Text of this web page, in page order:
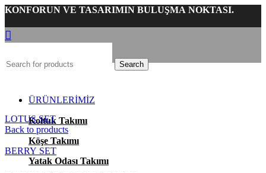
KONFORUN VE TASARIMIN BULUŞMA NOKTASI.
Search
ÜRÜNLERİMİZ
Koltuk Takımı
Köşe Takımı
Yatak Odası Takımı
Click to enlarge
LOTUS SET
Back to products
BERRY SET